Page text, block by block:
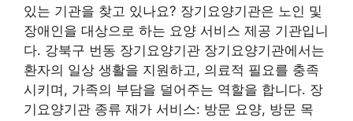
있는 기관을 찾고 있나요? 장기요양기관은 노인 및
장애인을 대상으로 하는 요양 서비스 제공 기관입니
다. 강북구 번동 장기요양기관 장기요양기관에서는
환자의 일상 생활을 지원하고, 의료적 필요를 충족
시키며, 가족의 부담을 덜어주는 역할을 합니다. 장
기요양기관 종류 재가 서비스: 방문 요양, 방문 목